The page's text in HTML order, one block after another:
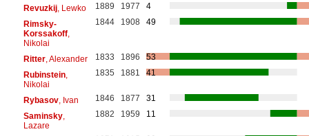
Revuzkij, Lewko 1889 1977
4
Rimsky-
Korssakoff,
Nikolai
1844 1908 49
Ritter, Alexander 1833 1896
53
Rubinstein,
Nikolai
1835 1881 41
Rybasov, Ivan 1846 1877
31
Saminsky,
Lazare
1882 1959 11